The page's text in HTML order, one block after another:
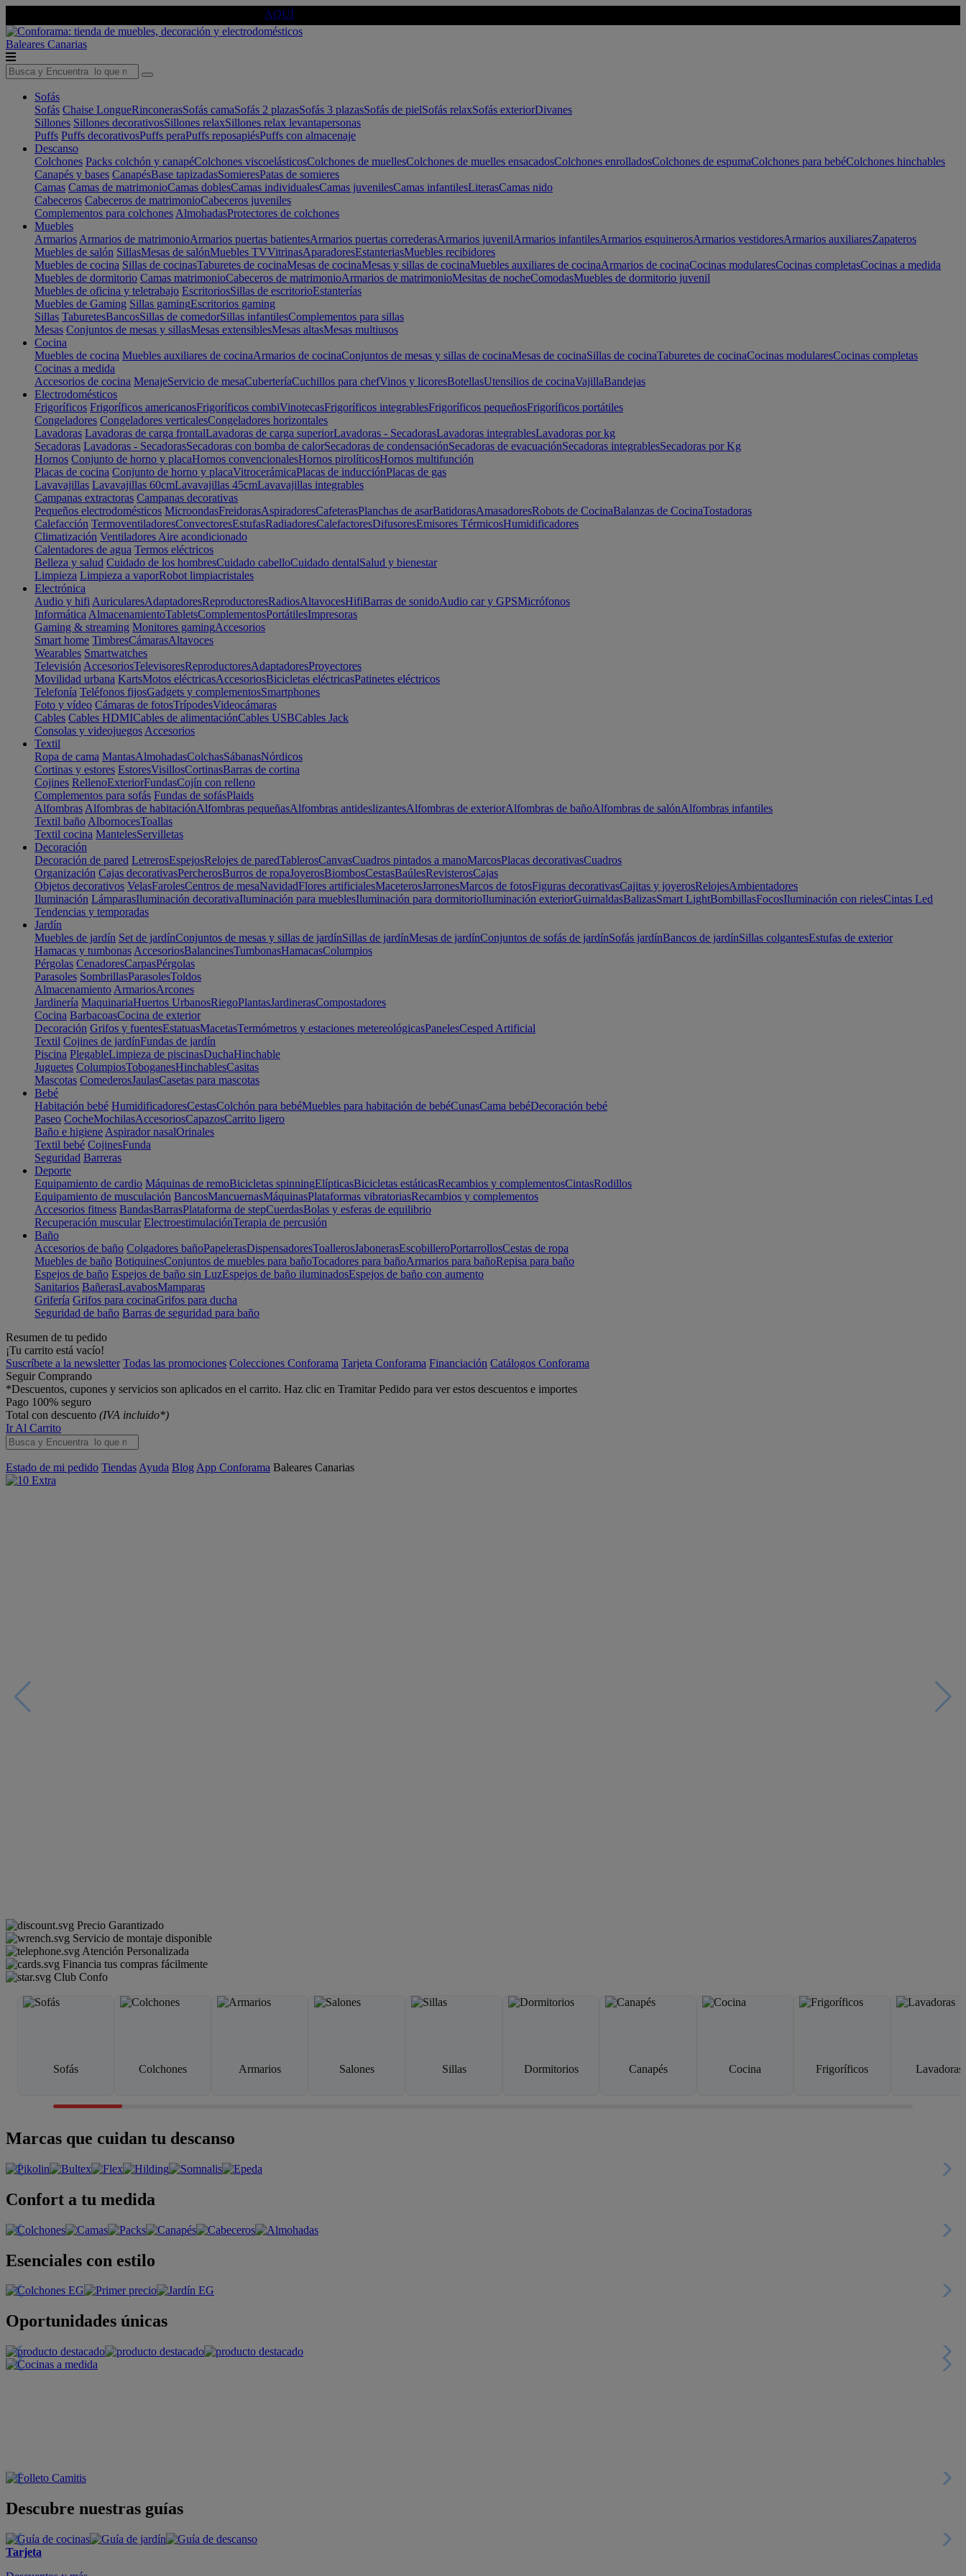
AQUÍ
Baleares Canarias
Sofás
Sofás Chaise LongueRinconerasSofás camaSofás 2 plazasSofás 3 plazasSofás de pielSofás relaxSofás exteriorDivanes
Sillones Sillones decorativosSillones relaxSillones relax levantapersonas
Puffs Puffs decorativosPuffs peraPuffs reposapiésPuffs con almacenaje
Descanso
Colchones Packs colchón y canapéColchones viscoelásticosColchones de muellesColchones de muelles ensacadosColchones enrolladosColchones de espumaColchones para bebéColchones hinchables
Canapés y bases CanapésBase tapizadasSomieresPatas de somieres
Camas Camas de matrimonioCamas doblesCamas individualesCamas juvenilesCamas infantilesLiterasCamas nido
Cabeceros Cabeceros de matrimonioCabeceros juveniles
Complementos para colchones AlmohadasProtectores de colchones
Muebles
Armarios Armarios de matrimonioArmarios puertas batientesArmarios puertas correderasArmarios juvenilArmarios infantilesArmarios esquinerosArmarios vestidoresArmarios auxiliaresZapateros
Muebles de salón SillasMesas de salónMuebles TVVitrinasAparadoresEstanteriasMuebles recibidores
Muebles de cocina Sillas de cocinasTaburetes de cocinaMesas de cocinaMesas y sillas de cocinaMuebles auxiliares de cocinaArmarios de cocinaCocinas modularesCocinas completasCocinas a medida
Muebles de dormitorio Camas matrimonioCabeceros de matrimonioArmarios de matrimonioMesitas de nocheComodasMuebles de dormitorio juvenil
Muebles de oficina y teletrabajo EscritoriosSillas de escritorioEstanterías
Muebles de Gaming Sillas gamingEscritorios gaming
Sillas TaburetesBancosSillas de comedorSillas infantilesComplementos para sillas
Mesas Conjuntos de mesas y sillasMesas extensiblesMesas altasMesas multiusos
Cocina
Muebles de cocina Muebles auxiliares de cocinaArmarios de cocinaConjuntos de mesas y sillas de cocinaMesas de cocinaSillas de cocinaTaburetes de cocinaCocinas modularesCocinas completas
Cocinas a medida
Accesorios de cocina MenajeServicio de mesaCuberteríaCuchillos para chefVinos y licoresBotellasUtensilios de cocinaVajillaBandejas
Electrodomésticos
Frigoríficos Frigoríficos americanosFrigoríficos combiVinotecasFrigoríficos integrablesFrigoríficos pequeñosFrigoríficos portátiles
Congeladores Congeladores verticalesCongeladores horizontales
Lavadoras Lavadoras de carga frontalLavadoras de carga superiorLavadoras - SecadorasLavadoras integrablesLavadoras por kg
Secadoras Lavadoras - SecadorasSecadoras con bomba de calorSecadoras de condensaciónSecadoras de evacuaciónSecadoras integrablesSecadoras por Kg
Hornos Conjunto de horno y placaHornos convencionalesHornos pirolíticosHornos multifunción
Placas de cocina Conjunto de horno y placaVitrocerámicaPlacas de inducciónPlacas de gas
Lavavajillas Lavavajillas 60cmLavavajillas 45cmLavavajillas integrables
Campanas extractoras Campanas decorativas
Pequeños electrodomésticos MicroondasFreidorasAspiradoresCafeterasPlanchas de asarBatidorasAmasadoresRobots de CocinaBalanzas de CocinaTostadoras
Calefacción TermoventiladoresConvectoresEstufasRadiadoresCalefactoresDifusoresEmisores TérmicosHumidificadores
Climatización Ventiladores Aire acondicionado
Calentadores de agua Termos eléctricos
Belleza y salud Cuidado de los hombresCuidado cabelloCuidado dentalSalud y bienestar
Limpieza Limpieza a vaporRobot limpiacristales
Electrónica
Audio y hifi AuricularesAdaptadoresReproductoresRadiosAltavocesHifiBarras de sonidoAudio car y GPSMicrófonos
Informática AlmacenamientoTabletsComplementosPortátilesImpresoras
Gaming & streaming Monitores gamingAccesorios
Smart home TimbresCámarasAltavoces
Wearables Smartwatches
Televisión AccesoriosTelevisoresReproductoresAdaptadoresProyectores
Movilidad urbana KartsMotos eléctricasAccesoriosBicicletas eléctricasPatinetes eléctricos
Telefonía Teléfonos fijosGadgets y complementosSmartphones
Foto y vídeo Cámaras de fotosTrípodesVideocámaras
Cables Cables HDMICables de alimentaciónCables USBCables Jack
Consolas y videojuegos Accesorios
Textil
Ropa de cama MantasAlmohadasColchasSábanasNórdicos
Cortinas y estores EstoresVisillosCortinasBarras de cortina
Cojines RellenoExteriorFundasCojín con relleno
Complementos para sofás Fundas de sofásPlaids
Alfombras Alfombras de habitaciónAlfombras pequeñasAlfombras antideslizantesAlfombras de exteriorAlfombras de bañoAlfombras de salónAlfombras infantiles
Textil baño AlbornocesToallas
Textil cocina MantelesServilletas
Decoración
Decoración de pared LetrerosEspejosRelojes de paredTablerosCanvasCuadros pintados a manoMarcosPlacas decorativasCuadros
Organización Cajas decorativasPercherosBurros de ropaJoyerosBiombosCestasBaúlesRevisterosCajas
Objetos decorativos VelasFarolesCentros de mesaNavidadFlores artificialesMaceterosJarronesMarcos de fotosFiguras decorativasCajitas y joyerosRelojesAmbientadores
Iluminación LámparasIluminación decorativaIluminación para mueblesIluminación para dormitorioIluminación exteriorGuirnaldasBalizasSmart LightBombillasFocosIluminación con rielesCintas Led
Tendencias y temporadas
Jardín
Muebles de jardín Set de jardínConjuntos de mesas y sillas de jardínSillas de jardínMesas de jardínConjuntos de sofás de jardínSofás jardínBancos de jardínSillas colgantesEstufas de exterior
Hamacas y tumbonas AccesoriosBalancinesTumbonasHamacasColumpios
Pérgolas CenadoresCarpasPérgolas
Parasoles SombrillasParasolesToldos
Almacenamiento ArmariosArcones
Jardinería MaquinariaHuertos UrbanosRiegoPlantasJardinerasCompostadores
Cocina BarbacoasCocina de exterior
Decoración Grifos y fuentesEstatuasMacetasTermómetros y estaciones metereológicasPanelesCesped Artificial
Textil Cojines de jardínFundas de jardín
Piscina PlegableLimpieza de piscinasDuchaHinchable
Juguetes ColumpiosToboganesHinchablesCasitas
Mascotas ComederosJaulasCasetas para mascotas
Bebé
Habitación bebé HumidificadoresCestasColchón para bebéMuebles para habitación de bebéCunasCama bebéDecoración bebé
Paseo CocheMochilasAccesoriosCapazosCarrito ligero
Baño e higiene Aspirador nasalOrinales
Textil bebé CojinesFunda
Seguridad Barreras
Deporte
Equipamiento de cardio Máquinas de remoBicicletas spinningElípticasBicicletas estáticasRecambios y complementosCintasRodillos
Equipamiento de musculación BancosMancuernasMáquinasPlataformas vibratoriasRecambios y complementos
Accesorios fitness BandasBarrasPlataforma de stepCuerdasBolas y esferas de equilibrio
Recuperación muscular ElectroestimulaciónTerapia de percusión
Baño
Accesorios de baño Colgadores bañoPapelerasDispensadoresToallerosJabonerasEscobilleroPortarrollosCestas de ropa
Muebles de baño BotiquinesConjuntos de muebles para bañoTocadores para bañoArmarios para bañoRepisa para baño
Espejos de baño Espejos de baño sin LuzEspejos de baño iluminadosEspejos de baño con aumento
Sanitarios BañerasLavabosMamparas
Grifería Grifos para cocinaGrifos para ducha
Seguridad de baño Barras de seguridad para baño
Resumen de tu pedido
¡Tu carrito está vacío!
Suscríbete a la newsletter Todas las promociones Colecciones Conforama Tarjeta Conforama Financiación Catálogos Conforama
Seguir Comprando
*Descuentos, cupones y servicios son aplicados en el carrito. Haz clic en Tramitar Pedido para ver estos descuentos e importes
Pago 100% seguro
Total con descuento (IVA incluido*)
Ir Al Carrito
Estado de mi pedido Tiendas Ayuda Blog App Conforama Baleares Canarias
Precio Garantizado
Servicio de montaje disponible
Atención Personalizada
Financia tus compras fácilmente
Club Confo
Sofás Colchones Armarios Salones Sillas Dormitorios Canapés Cocina Frigoríficos Lavadoras
Marcas que cuidan tu descanso
Confort a tu medida
Esenciales con estilo
Oportunidades únicas
Descubre nuestras guías
Tarjeta